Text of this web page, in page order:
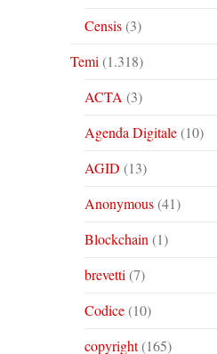
Censis(3)
Temi (1.318)
ACTA (3)
Agenda Digitale(10)
AGID (13)
Anonymous(41)
Blockchain (1)
brevetti (7)
Codice(10)
copyright(165)